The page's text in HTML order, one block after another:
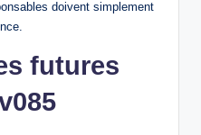
doivent simplement
futures